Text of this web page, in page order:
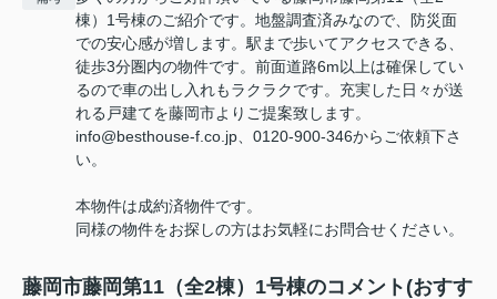
棟）1号棟のご紹介です。地盤調査済みなので、防災面
での安心感が増します。駅まで歩いてアクセスできる、
徒歩3分圏内の物件です。前面道路6m以上は確保してい
るので車の出し入れもラクラクです。充実した日々が送
れる戸建てを藤岡市よりご提案致します。
info@besthouse-f.co.jp、0120-900-346からご依頼下さ
い。
本物件は成約済物件です。
同様の物件をお探しの方はお気軽にお問合せください。
藤岡市藤岡第11（全2棟）1号棟のコメント(おすす